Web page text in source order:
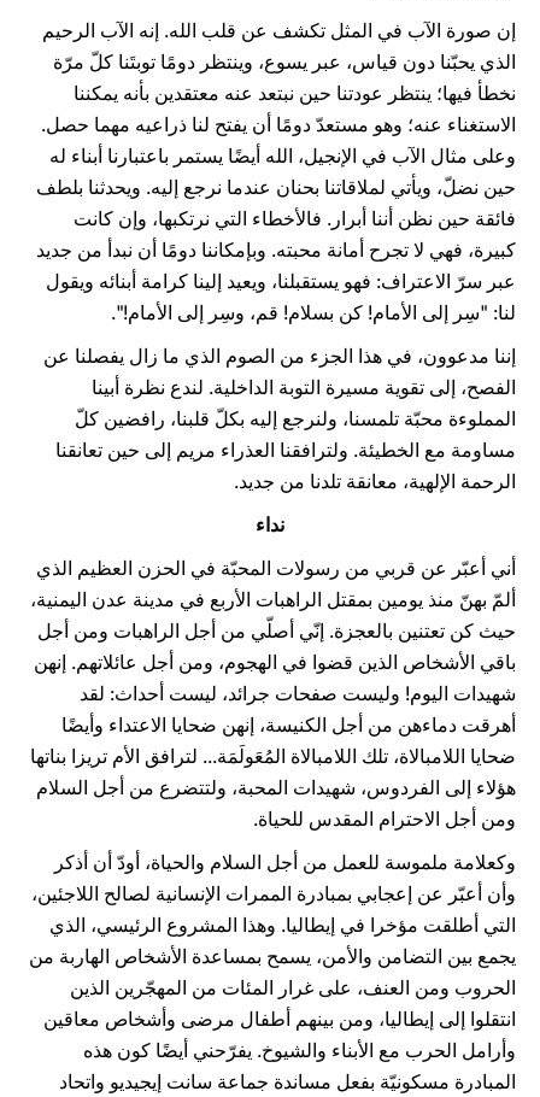
إن صورة الآب في المثل تكشف عن قلب الله. إنه الآب الرحيم
الذي يحبّنا دون قياس، عبر يسوع، وينتظر دومًا توبتَنا كلّ مرّة
نخطأ فيها؛ ينتظر عودتنا حين نبتعد عنه معتقدين بأنه يمكننا
الاستغناء عنه؛ وهو مستعدّ دومًا أن يفتح لنا ذراعيه مهما حصل.
وعلى مثال الآب في الإنجيل، الله أيضًا يستمر باعتبارنا أبناء له
حين نضلّ، ويأتي لملاقاتنا بحنان عندما نرجع إليه. ويحدثنا بلطف
فائقة حين نظن أننا أبرار. فالأخطاء التي نرتكبها، وإن كانت
كبيرة، فهي لا تجرح أمانة محبته. وبإمكاننا دومًا أن نبدأ من جديد
عبر سرّ الاعتراف: فهو يستقبلنا، ويعيد إلينا كرامة أبنائه ويقول
لنا: "سِر إلى الأمام! كن بسلام! قم، وسِر إلى الأمام!".
إننا مدعوون، في هذا الجزء من الصوم الذي ما زال يفصلنا عن
الفصح، إلى تقوية مسيرة التوبة الداخلية. لندع نظرة أبينا
المملوءة محبّة تلمسنا، ولنرجع إليه بكلّ قلبنا، رافضين كلّ
مساومة مع الخطيئة. ولترافقنا العذراء مريم إلى حين تعانقنا
الرحمة الإلهية، معانقة تلدنا من جديد.
نداء
أني أعبّر عن قربي من رسولات المحبّة في الحزن العظيم الذي
ألمّ بهنّ منذ يومين بمقتل الراهبات الأربع في مدينة عدن اليمنية،
حيث كن تعتنين بالعجزة. إنّي أصلّي من أجل الراهبات ومن أجل
باقي الأشخاص الذين قضوا في الهجوم، ومن أجل عائلاتهم. إنهن
شهيدات اليوم! وليست صفحات جرائد، ليست أحداث: لقد
أهرقت دماءهن من أجل الكنيسة، إنهن ضحايا الاعتداء وأيضًا
ضحايا اللامبالاة، تلك اللامبالاة المُعَولَمَة... لترافق الأم تريزا بناتها
هؤلاء إلى الفردوس، شهيدات المحبة، ولتتضرع من أجل السلام
ومن أجل الاحترام المقدس للحياة.
وكعلامة ملموسة للعمل من أجل السلام والحياة، أودّ أن أذكر
وأن أعبّر عن إعجابي بمبادرة الممرات الإنسانية لصالح اللاجئين،
التي أطلقت مؤخرا في إيطاليا. وهذا المشروع الرئيسي، الذي
يجمع بين التضامن والأمن، يسمح بمساعدة الأشخاص الهاربة من
الحروب ومن العنف، على غرار المئات من المهجّرين الذين
انتقلوا إلى إيطاليا، ومن بينهم أطفال مرضى وأشخاص معاقين
وأرامل الحرب مع الأبناء والشيوخ. يفرّحني أيضًا كون هذه
المبادرة مسكونيّة بفعل مساندة جماعة سانت إيجيديو واتحاد